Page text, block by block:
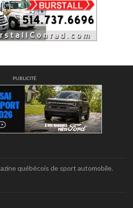
PUBLICITÉ
québécois de sport automobile.